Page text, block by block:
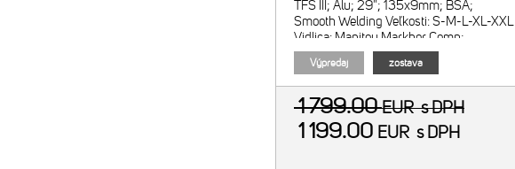
TFS III; Alu; 29"; 135x9mm; BSA;
Smooth Welding Veľkosti: S-M-L-XL-XXL
Vidlica: Manitou Markhor Comp;
vzduchová; zdvih 100mm;
Výpredaj zostava
1 799.00EURs DPH
1 199.00 EUR s DPH